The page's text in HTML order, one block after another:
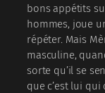
bons appétits
hommes, joue
répéter. Mais
masculine,
sorte qu’il se
que c’est lui qui